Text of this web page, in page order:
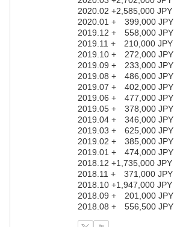
2020.02 +2,585,000 JPY
2020.01 + 399,000 JPY
2019.12 + 558,000 JPY
2019.11 + 210,000 JPY
2019.10 + 272,000 JPY
2019.09 + 233,000 JPY
2019.08 + 486,000 JPY
2019.07 + 402,000 JPY
2019.06 + 477,000 JPY
2019.05 + 378,000 JPY
2019.04 + 346,000 JPY
2019.03 + 625,000 JPY
2019.02 + 385,000 JPY
2019.01 + 474,000 JPY
2018.12 +1,735,000 JPY
2018.11 + 371,000 JPY
2018.10 +1,947,000 JPY
2018.09 + 201,000 JPY
2018.08 + 556,500 JPY